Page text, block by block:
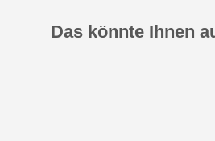
Das könnte Ihnen